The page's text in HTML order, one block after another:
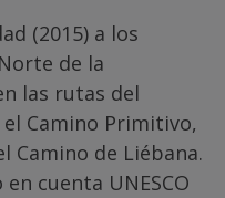
(2015) a los
de la
las rutas del
Camino Primitivo,
Camino de Liébana.
cuenta UNESCO